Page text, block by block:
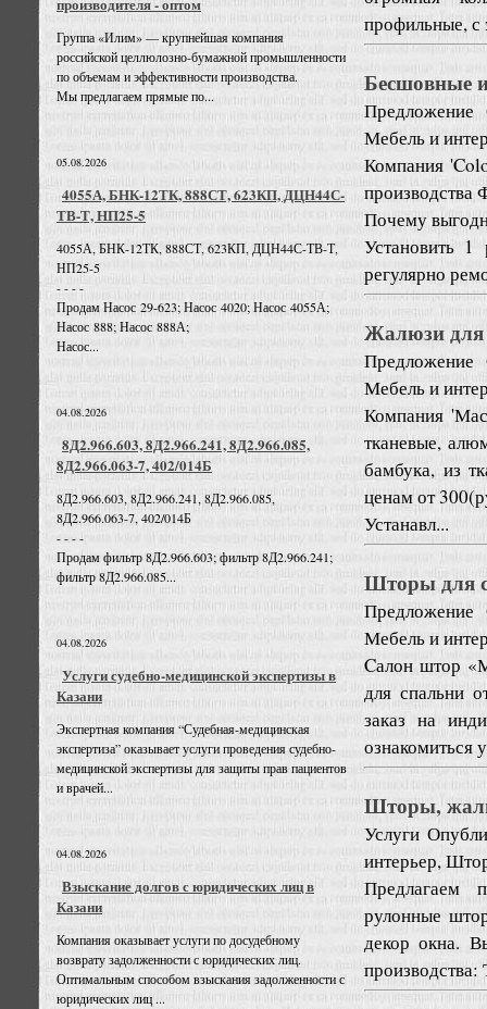
Группа «Илим» — крупнейшая компания
российской целлюлозно-бумажной промышленности
по объемам и эффективности производства.
Мы предлагаем прямые по...
05.08.2026
4055А, БНК-12ТК, 888СТ, 623КП, ДЦН44С-
ТВ-Т, НП25-5
4055А, БНК-12ТК, 888СТ, 623КП, ДЦН44С-ТВ-Т,
НП25-5
- - - -
Продам Насос 29-623; Насос 4020; Насос 4055А;
Насос 888; Насос 888А;
Насос...
04.08.2026
8Д2.966.603, 8Д2.966.241, 8Д2.966.085,
8Д2.966.063-7, 402/014Б
8Д2.966.603, 8Д2.966.241, 8Д2.966.085,
8Д2.966.063-7, 402/014Б
- - - -
Продам фильтр 8Д2.966.603; фильтр 8Д2.966.241;
фильтр 8Д2.966.085...
04.08.2026
Услуги судебно-медицинской экспертизы в
Казани
Экспертная компания “Судебная-медицинская
экспертиза” оказывает услуги проведения судебно-
медицинской экспертизы для защиты прав пациентов
и врачей...
04.08.2026
Взыскание долгов с юридических лиц в
Казани
Компания оказывает услуги по досудебному
возврату задолженности с юридических лиц.
Оптимальным способом взыскания задолженности с
юридических лиц ...
профильные,
Бесшовные
Предложение
Мебель и
Компания
производства
Почему
Установить
регулярно
Жалюзи для
Предложение
Мебель и
Компания
тканевые,
бамбука, из
ценам от
Устанавл...
Шторы для
Предложение
Мебель и
Cалон штор
для спальни
заказ на
ознакомиться
Шторы,
Услуги
интерьер,
Предлагаем
рулонные
декор окна.